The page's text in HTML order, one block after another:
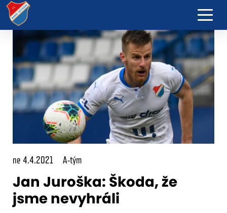
ne 4.4.2021 A-tým
Jan Juroška: Škoda, že
jsme nevyhráli